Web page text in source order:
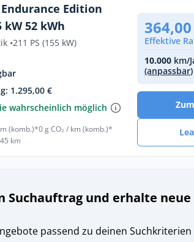
Edition
kW 52 kWh
•211 PS (155 kW)
1.295,00 €
wahrscheinlich möglich
(komb.)*0 g CO₂ / km (komb.)*
km
Effektive
10.000 km/
(anpassbar)
Suchauftrag und erhalte neue
passend zu deinen